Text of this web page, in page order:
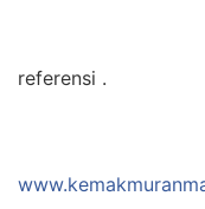
referensi .